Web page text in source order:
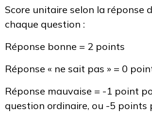
Score unitaire selon la réponse
chaque question :
Réponse bonne = 2 points
Réponse « ne sait pas » = 0
Réponse mauvaise = -1 point
question ordinaire, ou -5 points